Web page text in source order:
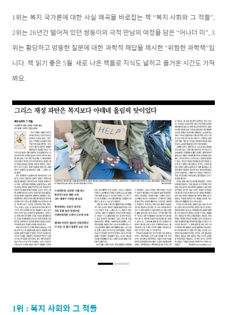
1 위는 복지 국가론에 대한 사실 왜곡을 바로잡는 책 “복지 사회와 그 적들”,
2위는 26년간 떨어져 있던 쌍둥이의 극적 만남의 여정을 담은 “어나더 미”, 3
위는 황당하고 엉뚱한 질문에 대한 과학적 해답을 제시한 “위험한 과학책”입
니다 책 읽기 좋은 5월 .새로 나온 책들로 지식도 넓히고 즐거운 시간도 가져
봐요
1위 : 복지 사회와 그 적들